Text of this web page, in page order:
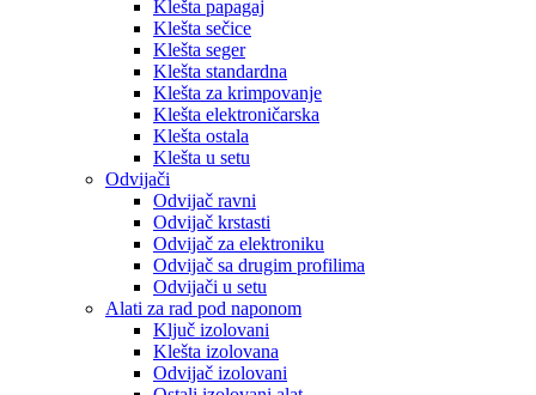
Klešta papagaj
Klešta sečice
Klešta seger
Klešta standardna
Klešta za krimpovanje
Klešta elektroničarska
Klešta ostala
Klešta u setu
Odvijači
Odvijač ravni
Odvijač krstasti
Odvijač za elektroniku
Odvijač sa drugim profilima
Odvijači u setu
Alati za rad pod naponom
Ključ izolovani
Klešta izolovana
Odvijač izolovani